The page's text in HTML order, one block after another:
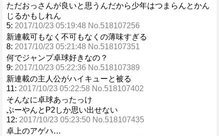
ただおっさんが良いと思うんだから少年はつまらんとかん
じるかもしれん
5: 2017/10/23 05:19:48 No.518107256
新連載可もなく不可もなくの薄味すぎる
8: 2017/10/23 05:21:48 No.518107351
何でジャンプ卓球好きなの？
9: 2017/10/23 05:22:36 No.518107389
新連載の主人公がハイキューと被る
11: 2017/10/23 05:22:58 No.518107402
そんなに卓球あったっけ
ぷーやんとP2しか思い出せない
12: 2017/10/23 05:23:50 No.518107435
卓上のアゲハ…